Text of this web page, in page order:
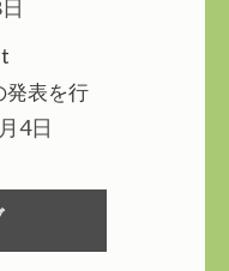
発表を行
4日